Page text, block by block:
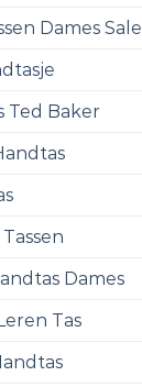
Dames Sale
Ted Baker
Dames
Tas